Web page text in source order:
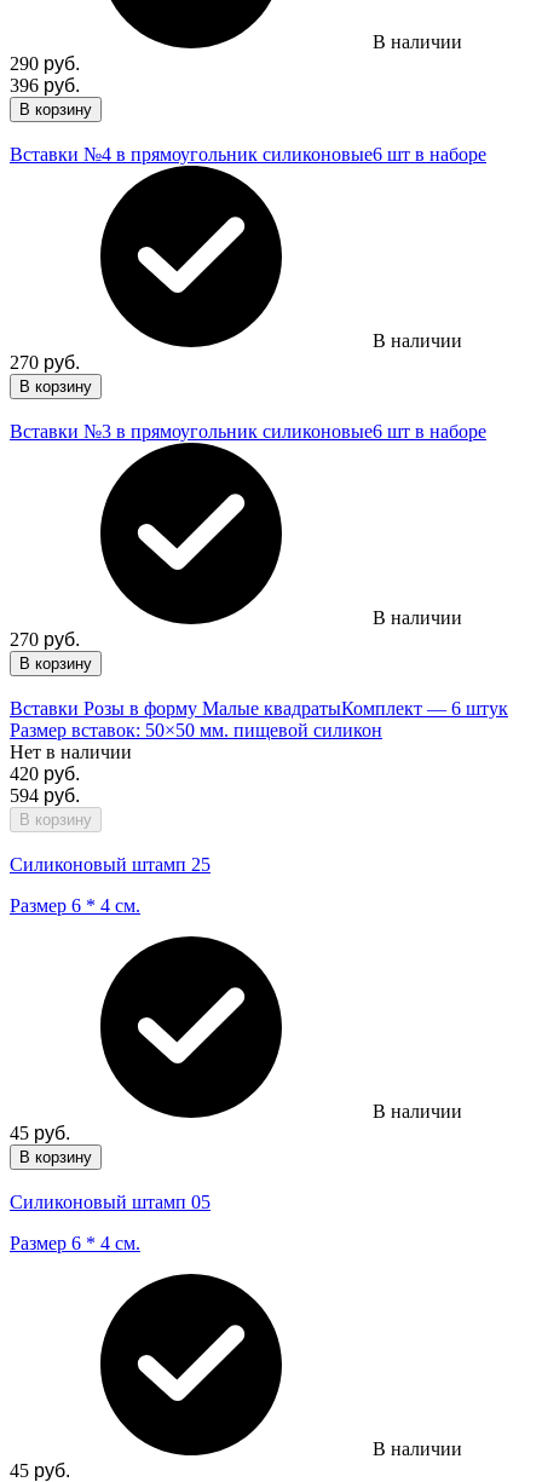
В наличии
290 руб.
396 руб.
В корзину
Вставки №4 в прямоугольник силиконовые6 шт в наборе
В наличии
270 руб.
В корзину
Вставки №3 в прямоугольник силиконовые6 шт в наборе
В наличии
270 руб.
В корзину
Вставки Розы в форму Малые квадратыКомплект — 6 штук
Размер вставок: 50×50 мм. пищевой силикон
Нет в наличии
420 руб.
594 руб.
В корзину
Силиконовый штамп 25
Размер 6 * 4 см.
В наличии
45 руб.
В корзину
Силиконовый штамп 05
Размер 6 * 4 см.
В наличии
45 руб.